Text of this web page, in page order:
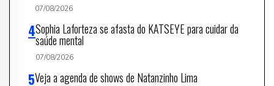
07/08/2026
Sophia Laforteza se afasta do KATSEYE para cuidar da
saúde mental
07/08/2026
Veja a agenda de shows de Natanzinho Lima